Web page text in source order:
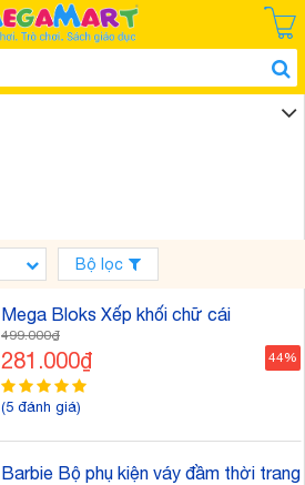
Bộ lọc
Mega Bloks Xếp khối chữ cái
499.000₫
281.000₫ 44%
(5 đánh giá)
Barbie Bộ phụ kiện váy đầm thời trang